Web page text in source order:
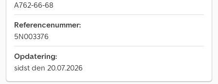
A762-66-68
Referencenummer:
5N003376
Opdatering:
sidst den 20.07.2026